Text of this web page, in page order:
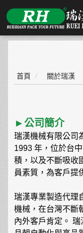
首頁 / 關於瑞漢
►公司簡介
瑞漢機械有限公司
1993 年，位於台
積，以及不斷吸收
員素質，為客戶提
瑞漢專業製造代理
機械，在台灣不斷
內外客戶肯定。 瑞